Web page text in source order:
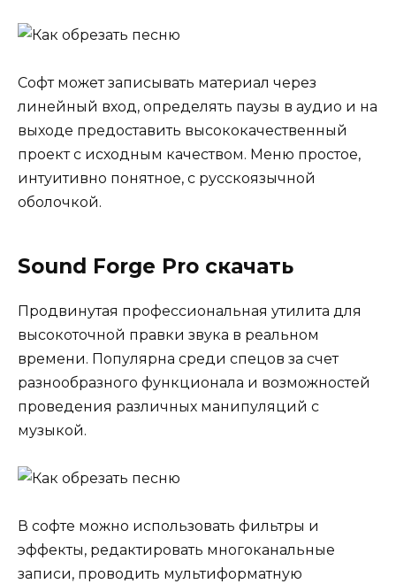
Софт может записывать материал через
линейный вход, определять паузы в аудио и на
выходе предоставить высококачественный
проект с исходным качеством. Меню простое,
интуитивно понятное, с русскоязычной
оболочкой.
Sound Forge Pro скачать
Продвинутая профессиональная утилита для
высокоточной правки звука в реальном
времени. Популярна среди спецов за счет
разнообразного функционала и возможностей
проведения различных манипуляций с
музыкой.
В софте можно использовать фильтры и
эффекты, редактировать многоканальные
записи, проводить мультиформатную